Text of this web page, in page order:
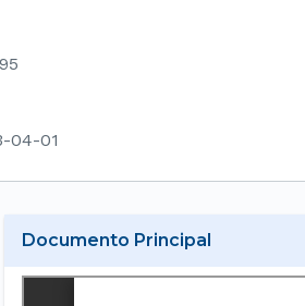
04-01
Documento Principal